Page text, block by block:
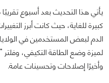
يأتي هذا التحديث بعد أسبوع
كبيرة للغاية، حيث كانت أبرز
الدم لبعض المستخدمين في
لميزة وضع الطاقة التكيفي،
وأخيرًا إصلاحات وتحسينات عامة.